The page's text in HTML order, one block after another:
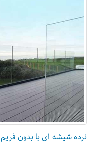
نرده شیشه ای با بدون فریم